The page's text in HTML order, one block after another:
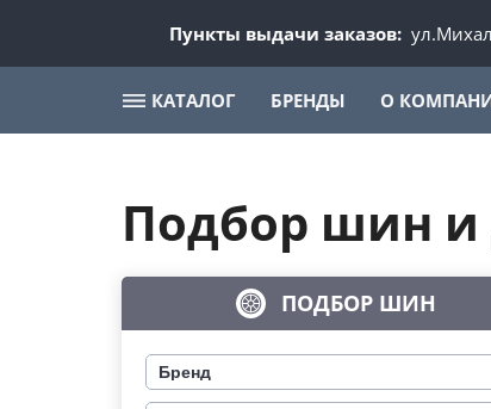
Пункты выдачи заказов:
КАТАЛОГ БРЕНДЫ О
Подбор шин и
ПОДБОР ШИН
Бренд